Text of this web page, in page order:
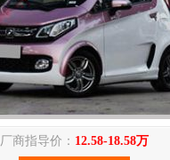
厂商指导价： 12.58-18.58万